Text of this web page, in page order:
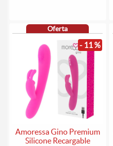
Oferta
- 11 %
Amoressa Gino Premium
Silicone Recargable